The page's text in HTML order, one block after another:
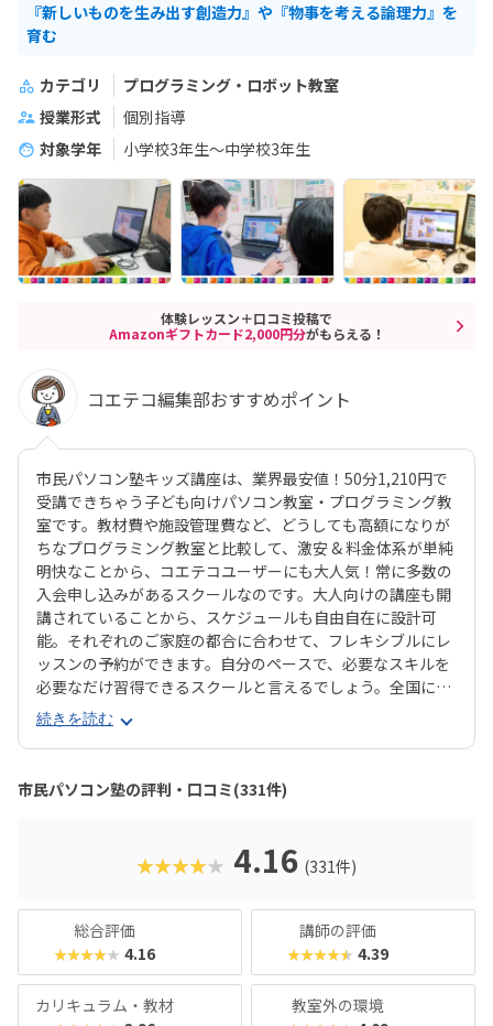
『新しいものを生み出す創造力』や『物事を考える論理力』を
育む
カテゴリ
プログラミング・ロボット教室
授業形式
個別指導
対象学年
小学校3年生～中学校3年生
体験レッスン＋口コミ投稿で
Amazonギフトカード2,000円分がもらえる！
コエテコ編集部おすすめポイント
市民パソコン塾キッズ講座は、業界最安値！50分1,210円で
受講できちゃう子ども向けパソコン教室・プログラミング教
室です。教材費や施設管理費など、どうしても高額になりが
ちなプログラミング教室と比較して、激安 & 料金体系が単純
明快なことから、コエテコユーザーにも大人気！常に多数の
入会申し込みがあるスクールなのです。大人向けの講座も開
講されていることから、スケジュールも自由自在に設計可
能。それぞれのご家庭の都合に合わせて、フレキシブルにレ
ッスンの予約ができます。自分のペースで、必要なスキルを
必要なだけ習得できるスクールと言えるでしょう。全国に20
0教室が開講中（2025年7月現在）と、お住まいの近くにあ
る教室を探しやすいのも魅力ですね。 コースは「プログラミ
ング」系のコースがレベル別に4つと、パソコン操作を基本
から学べる「Windows11パソコンの基礎講座」「ワードで
お絵描き」「写真デコレーション講座」などバラエティ豊
かくだから、ビジネスに使えるツールもぜひ」など、ご家庭
の方針に合わせてレッスン計画を立てることができます。な
っと試しにやらせてみようかな♪」なんてご家庭にピッタリ
のスクールといえるでしょう。
続きを読む
市民パソコン塾の評判・口コミ(331件)
★★★★★ 4.16 (331件)
総合評価
★★★★★ 4.16
講師の評価
★★★★★ 4.39
カリキュラム・教材 教室外の環境